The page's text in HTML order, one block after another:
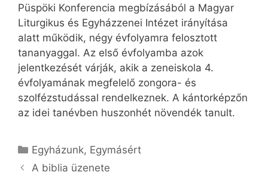
Püspöki Konferencia megbízásából a Magyar
Liturgikus és Egyházzenei Intézet irányítása
alatt működik, négy évfolyamra felosztott
tananyaggal. Az első évfolyamba azok
jelentkezését várják, akik a zeneiskola 4.
évfolyamának megfelelő zongora- és
szolfézstudással rendelkeznek. A kántorképzőn
az idei tanévben huszonhét növendék tanult.
Kategória
Egyházunk, Egymásért
A biblia üzenete